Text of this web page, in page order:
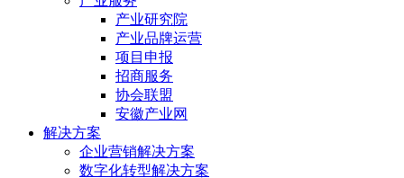
产业研究院
产业品牌运营
项目申报
招商服务
协会联盟
安徽产业网
解决方案
企业营销解决方案
数字化转型解决方案